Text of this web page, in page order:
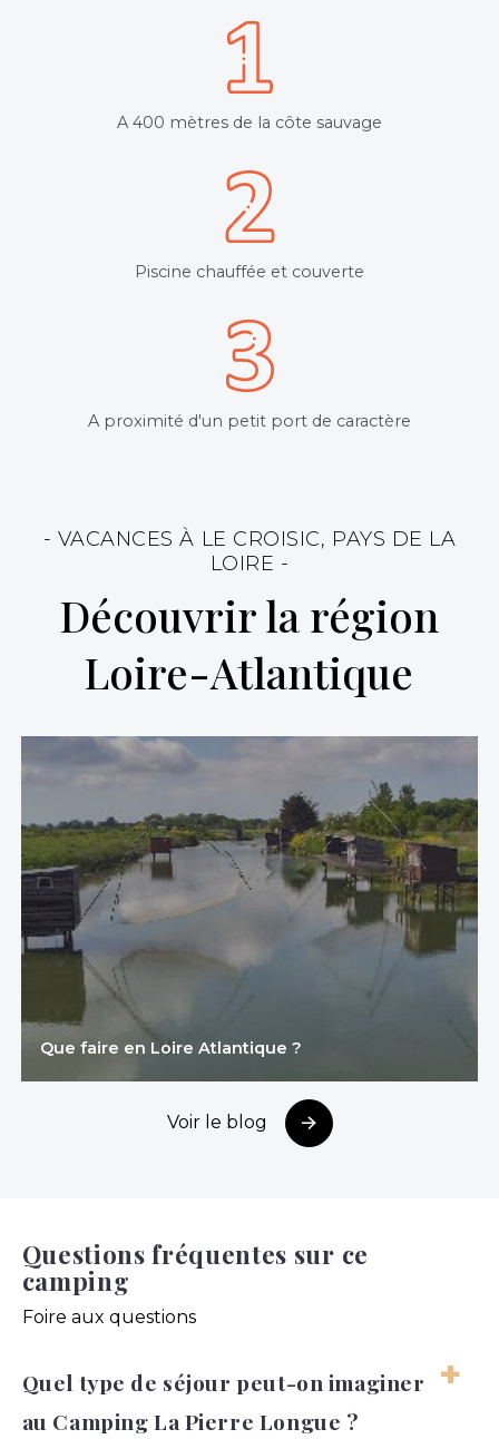
A 400 mètres de la côte sauvage
Piscine chauffée et couverte
A proximité d'un petit port de caractère
- VACANCES À LE CROISIC, PAYS DE LA
LOIRE -
Découvrir la région
Loire-Atlantique
Que faire en Loire Atlantique ?
Voir le blog
Questions fréquentes sur ce
camping
Foire aux questions
Quel type de séjour peut-on imaginer
au Camping La Pierre Longue ?